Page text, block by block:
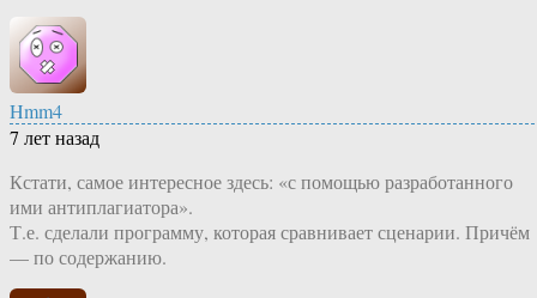
Hmm4
7 лет назад
Кстати, самое интересное здесь: «с помощью разработанного
ими антиплагиатора».
Т.е. сделали программу, которая сравнивает сценарии. Причём
— по содержанию.